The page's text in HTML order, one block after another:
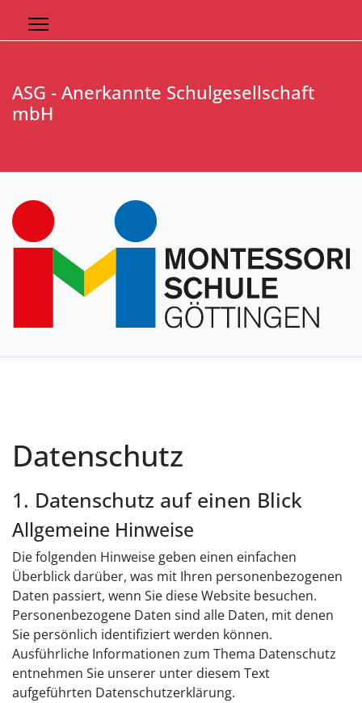
ASG - Anerkannte Schulgesellschaft
mbH
Datenschutz
1. Datenschutz auf einen Blick
Allgemeine Hinweise
Die folgenden Hinweise geben einen einfachen
Überblick darüber, was mit Ihren personenbezogenen
Daten passiert, wenn Sie diese Website besuchen.
Personenbezogene Daten sind alle Daten, mit denen
Sie persönlich identifiziert werden können.
Ausführliche Informationen zum Thema Datenschutz
entnehmen Sie unserer unter diesem Text
aufgeführten Datenschutzerklärung.